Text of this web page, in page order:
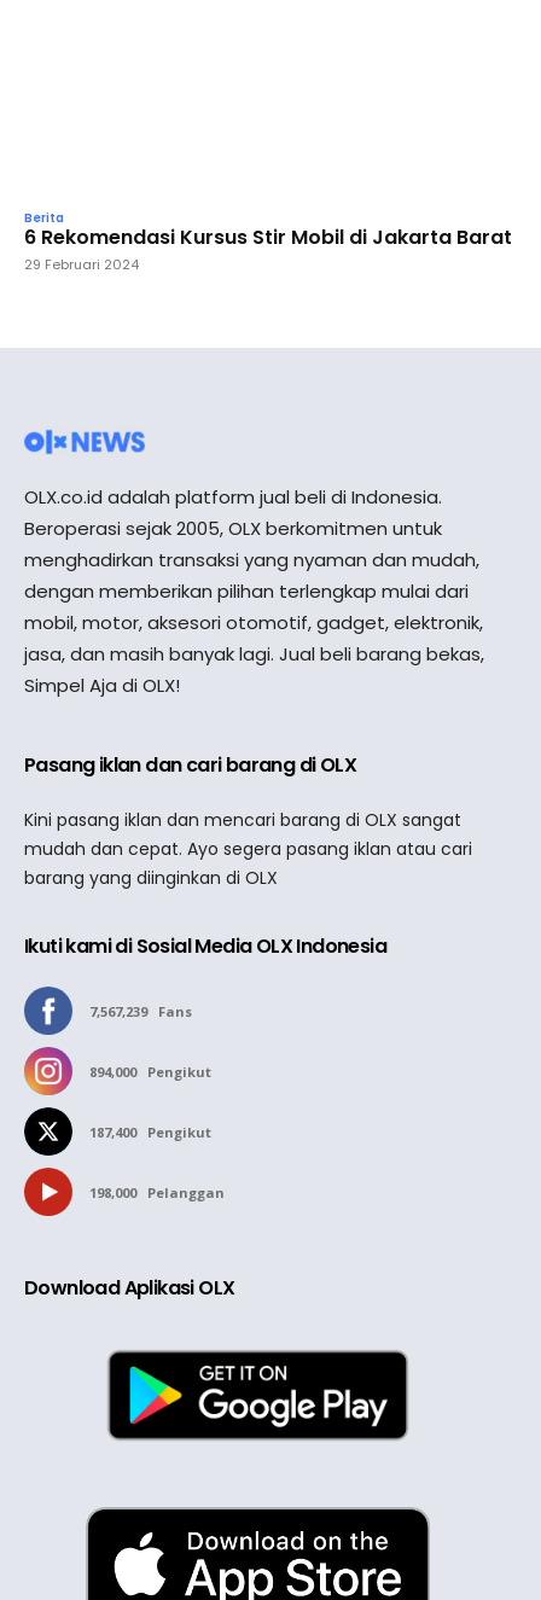
Berita
6 Rekomendasi Kursus Stir Mobil di Jakarta Barat
29 Februari 2024
OLX.co.id adalah platform jual beli di Indonesia.
Beroperasi sejak 2005, OLX berkomitmen untuk
menghadirkan transaksi yang nyaman dan mudah,
dengan memberikan pilihan terlengkap mulai dari
mobil, motor, aksesori otomotif, gadget, elektronik,
jasa, dan masih banyak lagi. Jual beli barang bekas,
Simpel Aja di OLX!
Pasang iklan dan cari barang di OLX
Kini pasang iklan dan mencari barang di OLX sangat
mudah dan cepat. Ayo segera pasang iklan atau cari
barang yang diinginkan di OLX
Ikuti kami di Sosial Media OLX Indonesia
7,567,239 Fans
894,000 Pengikut
187,400 Pengikut
198,000 Pelanggan
Download Aplikasi OLX